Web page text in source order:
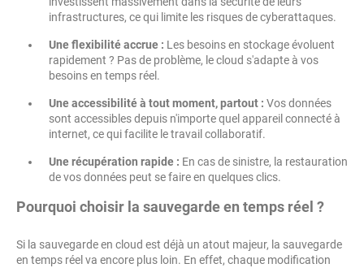
infrastructures, ce qui limite les risques de cyberattaques.
Une flexibilité accrue : Les besoins en stockage évoluent
rapidement ? Pas de problème, le cloud s'adapte à vos
besoins en temps réel.
Une accessibilité à tout moment, partout : Vos données
sont accessibles depuis n'importe quel appareil connecté à
internet, ce qui facilite le travail collaboratif.
Une récupération rapide : En cas de sinistre, la restauration
de vos données peut se faire en quelques clics.
Pourquoi choisir la sauvegarde en temps réel ?
Si la sauvegarde en cloud est déjà un atout majeur, la sauvegarde
en temps réel va encore plus loin. En effet, chaque modification